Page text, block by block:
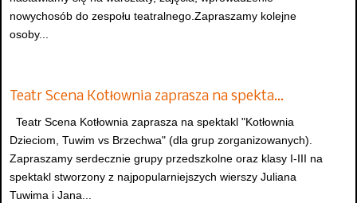
nowychosób do zespołu teatralnego.Zapraszamy kolejne
osoby...
Teatr Scena Kotłownia zaprasza na spekta…
Teatr Scena Kotłownia zaprasza na spektakl "Kotłownia
Dzieciom, Tuwim vs Brzechwa" (dla grup zorganizowanych).
Zapraszamy serdecznie grupy przedszkolne oraz klasy I-III na
spektakl stworzony z najpopularniejszych wierszy Juliana
Tuwima i Jana...